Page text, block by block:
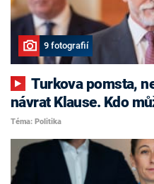
9 fotografií
Turkova pomsta, nekonfliktní Havlíček i
návrat Klause. Kdo
Téma: Politika